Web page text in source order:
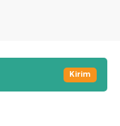
Kirim